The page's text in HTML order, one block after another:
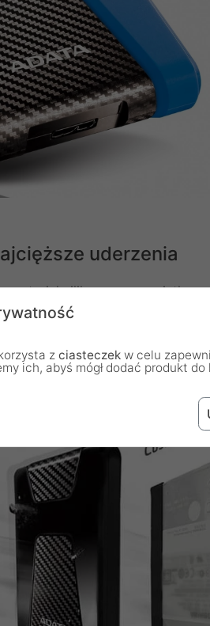
uderzenia
silikonowy o
osiach.
z ciasteczek w celu
ich, abyś mógł dodać produkt